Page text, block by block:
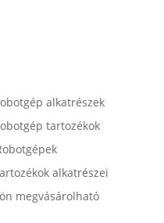
alkatrészek
tartozékok
alkatrészei
megvásárolható